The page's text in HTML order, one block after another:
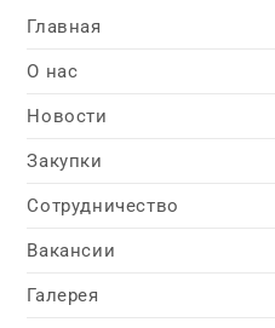
Главная
О нас
Новости
Закупки
Сотрудничество
Вакансии
Галерея